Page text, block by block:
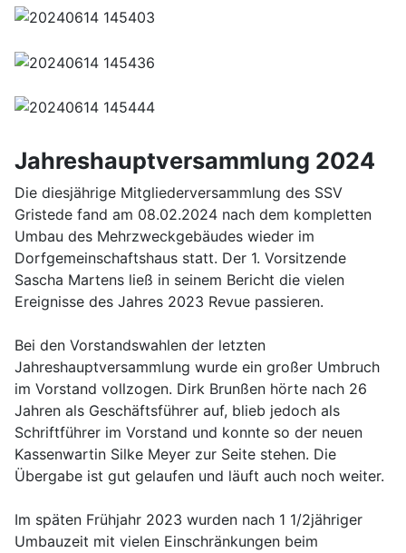
Jahreshauptversammlung 2024
Die diesjährige Mitgliederversammlung des SSV
Gristede fand am 08.02.2024 nach dem kompletten
Umbau des Mehrzweckgebäudes wieder im
Dorfgemeinschaftshaus statt. Der 1. Vorsitzende
Sascha Martens ließ in seinem Bericht die vielen
Ereignisse des Jahres 2023 Revue passieren.
Bei den Vorstandswahlen der letzten
Jahreshauptversammlung wurde ein großer Umbruch
im Vorstand vollzogen. Dirk Brunßen hörte nach 26
Jahren als Geschäftsführer auf, blieb jedoch als
Schriftführer im Vorstand und konnte so der neuen
Kassenwartin Silke Meyer zur Seite stehen. Die
Übergabe ist gut gelaufen und läuft auch noch weiter.
Im späten Frühjahr 2023 wurden nach 1 1/2jähriger
Umbauzeit mit vielen Einschränkungen beim